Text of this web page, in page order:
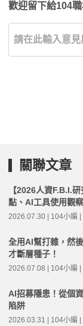
歡迎留下給104
關聯文章
【2026人資F.B.I.
點、AI工具使用觀
2026.07.30 | 104小編
全用AI幫打雜，然
才斷層種子！
2026.07.08 | 104小編
AI招募隱患！從個
陷阱
2026.03.31 | 104小編